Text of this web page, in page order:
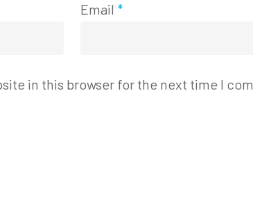
Email *
in this browser for the next time I